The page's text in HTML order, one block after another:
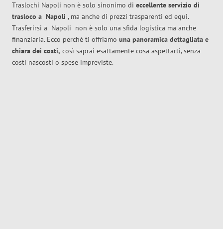
Traslochi Napoli non è solo sinonimo di eccellente servizio di
trasloco a Napoli , ma anche di prezzi trasparenti ed equi.
Trasferirsi a Napoli non è solo una sfida logistica ma anche
finanziaria. Ecco perché ti offriamo una panoramica dettagliata e
chiara dei costi, così saprai esattamente cosa aspettarti, senza
costi nascosti o spese impreviste.